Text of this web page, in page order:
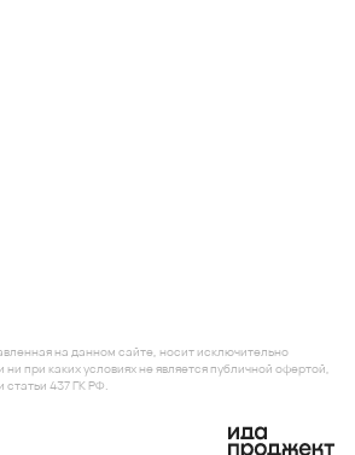
на данном сайте, носит исключительно
при каких условиях не является публичной офертой,
437 ГК РФ.